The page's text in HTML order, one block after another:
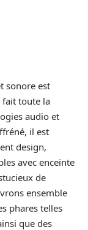
sonore est
fait toute la
audio et
il est
design,
avec enceinte
de
ensemble
phares telles
que des